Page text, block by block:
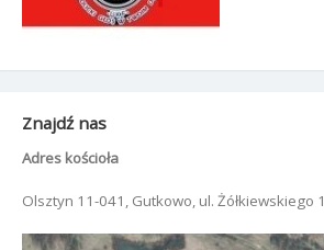
Znajdź nas
Adres kościoła
Olsztyn 11-041, Gutkowo, ul. Żółkiewskiego 1